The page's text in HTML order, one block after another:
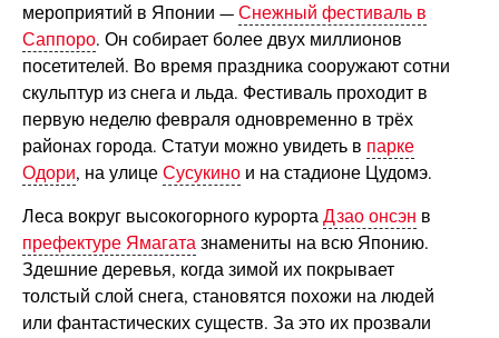
мероприятий в Японии — Снежный фестиваль в
Саппоро. Он собирает более двух миллионов
посетителей. Во время праздника сооружают сотни
скульптур из снега и льда. Фестиваль проходит в
первую неделю февраля одновременно в трёх
районах города. Статуи можно увидеть в парке
Одори, на улице Сусукинои на стадионе Цудомэ.
Леса вокруг высокогорного курорта Дзао онсэн в
префектуре Ямагатазнамениты на всю Японию.
Здешние деревья, когда зимой их покрывает
толстый слой снега, становятся похожи на людей
или фантастических существ. За это их прозвали